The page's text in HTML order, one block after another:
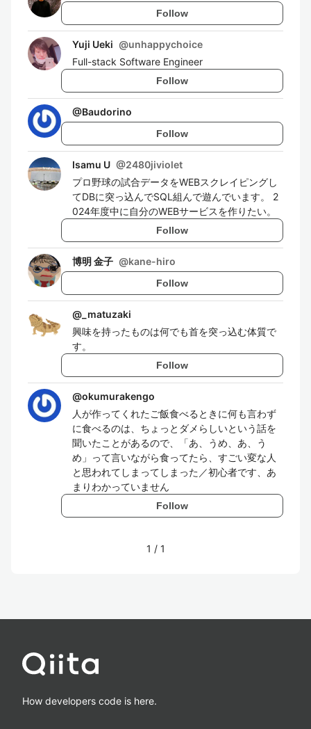
Follow
Yuji Ueki @unhappychoice
Full-stack Software Engineer
Follow
@Baudorino
Follow
Isamu U @2480jiviolet
プロ野球の試合データをWEBスクレイピングし
てDBに突っ込んでSQL組んで遊んでいます。 2
024年度中に自分のWEBサービスを作りたい。
Follow
博明 金子 @kane-hiro
Follow
@ _matuzaki
興味を持ったものは何でも首を突っ込む体質で
す。
Follow
@okumurakengo
人が作ってくれたご飯食べるときに何も言わず
に食べるのは、ちょっとダメらしいという話を
聞いたことがあるので、「あ、うめ、あ、う
め」って言いながら食ってたら、すごい変な人
と思われてしまってしまった／初心者です、あ
まりわかっていません
Follow
1 / 1
How developers code is here.